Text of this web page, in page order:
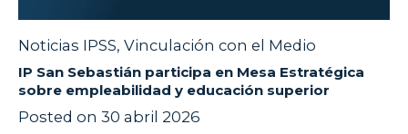
Noticias IPSS, Vinculación con el Medio
IP San Sebastián participa en Mesa Estratégica
sobre empleabilidad y educación superior
Posted on 30 abril 2026